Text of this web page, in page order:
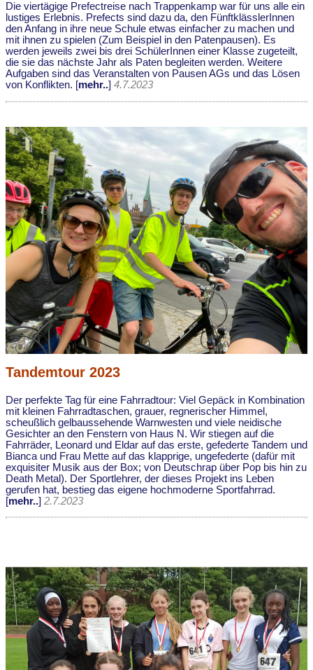
Die viertägige Prefectreise nach Trappenkamp war für uns alle ein
lustiges Erlebnis. Prefects sind dazu da, den FünftklässlerInnen
den Anfang in ihre neue Schule etwas einfacher zu machen und
mit ihnen zu spielen (Zum Beispiel in den Patenpausen). Es
werden jeweils zwei bis drei SchülerInnen einer Klasse zugeteilt,
die sie das nächste Jahr als Paten begleiten werden. Weitere
Aufgaben sind das Veranstalten von Pausen AGs und das Lösen
von Konflikten. [mehr..] 4.7.2023
Tandemtour 2023
Der perfekte Tag für eine Fahrradtour: Viel Gepäck in Kombination
mit kleinen Fahrradtaschen, grauer, regnerischer Himmel,
scheußlich gelbaussehende Warnwesten und viele neidische
Gesichter an den Fenstern von Haus N. Wir stiegen auf die
Fahrräder, Leonard und Eldar auf das erste, gefederte Tandem und
Bianca und Frau Mette auf das klapprige, ungefederte (dafür mit
exquisiter Musik aus der Box; von Deutschrap über Pop bis hin zu
Death Metal). Der Sportlehrer, der dieses Projekt ins Leben
gerufen hat, bestieg das eigene hochmoderne Sportfahrrad.
[mehr..] 2.7.2023